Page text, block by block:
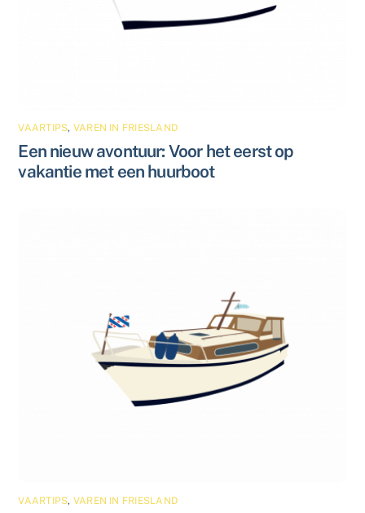
VAARTIPS, VAREN IN FRIESLAND
Een nieuw avontuur: Voor het eerst op
vakantie met een huurboot
VAARTIPS, VAREN IN FRIESLAND